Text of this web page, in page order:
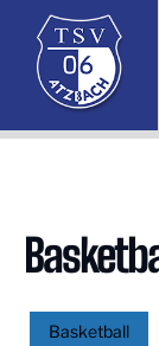
Basketball